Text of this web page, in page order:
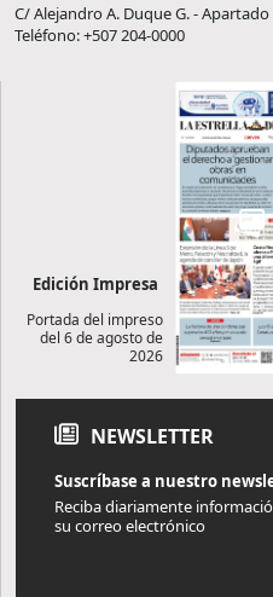
C/ Alejandro A. Duque G. - Apartado
Teléfono: +507 204-0000
Edición Impresa
Portada del impreso
del 6 de agosto de
2026
NEWSLETTER
Suscríbase a nuestro
Reciba diariamente
su correo electrónico